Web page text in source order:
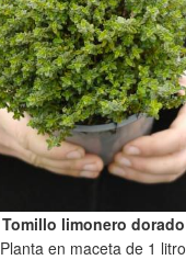
Tomillo limonero dorado
Planta en maceta de 1 litro